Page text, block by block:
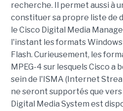
recherche. Il permet aussi à
constituer sa propre liste de
le Cisco Digital Media
l'instant les formats
Flash. Curieusement, les
MPEG-4 sur lesquels Cisco a
sein de l'ISMA (Internet
ne seront supportés que vers
Digital Media System est